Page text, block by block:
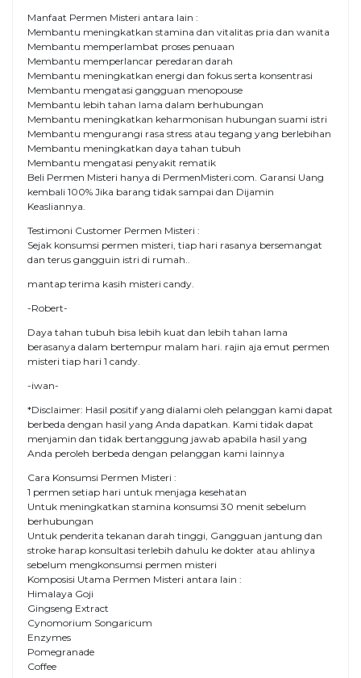
Manfaat Permen Misteri antara lain :
Membantu meningkatkan stamina dan vitalitas pria dan wanita
Membantu memperlambat proses penuaan
Membantu memperlancar peredaran darah
Membantu meningkatkan energi dan fokus serta konsentrasi
Membantu mengatasi gangguan menopouse
Membantu lebih tahan lama dalam berhubungan
Membantu meningkatkan keharmonisan hubungan suami istri
Membantu mengurangi rasa stress atau tegang yang berlebihan
Membantu meningkatkan daya tahan tubuh
Membantu mengatasi penyakit rematik
Beli Permen Misteri hanya di PermenMisteri.com. Garansi Uang
kembali 100% Jika barang tidak sampai dan Dijamin
Keasliannya.
Testimoni Customer Permen Misteri :
Sejak konsumsi permen misteri, tiap hari rasanya bersemangat
dan terus gangguin istri di rumah..
mantap terima kasih misteri candy.
-Robert-
Daya tahan tubuh bisa lebih kuat dan lebih tahan lama
berasanya dalam bertempur malam hari. rajin aja emut permen
misteri tiap hari 1 candy.
-iwan-
*Disclaimer: Hasil positif yang dialami oleh pelanggan kami dapat
berbeda dengan hasil yang Anda dapatkan. Kami tidak dapat
menjamin dan tidak bertanggung jawab apabila hasil yang
Anda peroleh berbeda dengan pelanggan kami lainnya
Cara Konsumsi Permen Misteri :
1 permen setiap hari untuk menjaga kesehatan
Untuk meningkatkan stamina konsumsi 30 menit sebelum
berhubungan
Untuk penderita tekanan darah tinggi, Gangguan jantung dan
stroke harap konsultasi terlebih dahulu ke dokter atau ahlinya
sebelum mengkonsumsi permen misteri
Komposisi Utama Permen Misteri antara lain :
Himalaya Goji
Gingseng Extract
Cynomorium Songaricum
Enzymes
Pomegranade
Coffee